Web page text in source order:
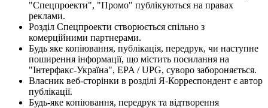
"Спецпроекти", "Промо" публікуються на правах
реклами.
Розділ Спецпроекти створюється спільно з
комерційними партнерами.
Будь яке копіювання, публікація, передрук, чи наступне
поширення інформації, що містить посилання на
"Інтерфакс-Україна", EPA / UPG, суворо забороняється.
Власник веб-сторінки в розділі Я-Корреспондент є автор
публікації.
Будь-яке копіювання, передрук та відтворення